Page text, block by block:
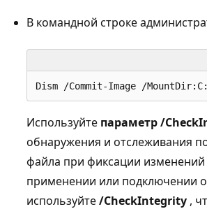
В командной строке
Используйте параметр /
обнаружения и отслеживания
файла при фиксации
применении или подключении
используйте/CheckIntegrity ,